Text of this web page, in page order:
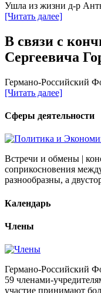
Ушла из жизни д-р
[Читать далее]
В связи с
Сергеевича
Германо-Российский
[Читать далее]
Сферы деятельности
Встречи и обмены |
соприкосновения
разнообразны, а
Календарь
Члены
Германо-Российский
59 членами-
участие принимают